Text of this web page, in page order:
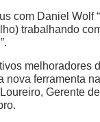
com Daniel Wolf
trabalhando
melhoradores
nova ferramenta
Gerente